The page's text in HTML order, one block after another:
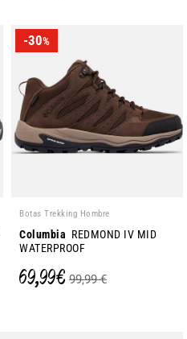
-30%
Botas Trekking Hombre
Columbia REDMOND IV MID
WATERPROOF
69,99 € 99,99 €